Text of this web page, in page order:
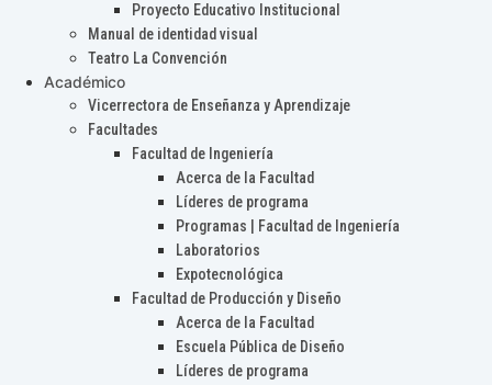
Proyecto Educativo Institucional
Manual de identidad visual
Teatro La Convención
Académico
Vicerrectora de Enseñanza y Aprendizaje
Facultades
Facultad de Ingeniería
Acerca de la Facultad
Líderes de programa
Programas | Facultad de Ingeniería
Laboratorios
Expotecnológica
Facultad de Producción y Diseño
Acerca de la Facultad
Escuela Pública de Diseño
Líderes de programa